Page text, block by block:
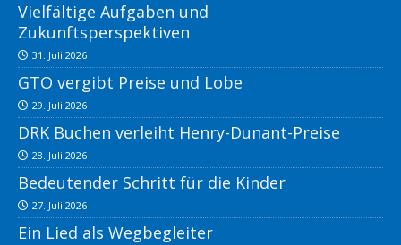
Vielfältige Aufgaben und
Zukunftsperspektiven
31. Juli 2026
GTO vergibt Preise und Lobe
29. Juli 2026
DRK Buchen verleiht Henry-Dunant-Preise
28. Juli 2026
Bedeutender Schritt für die Kinder
27. Juli 2026
Ein Lied als Wegbegleiter